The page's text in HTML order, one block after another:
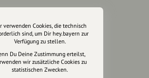
Impressum
Datenschutz
AGB
Cookies zurücksetzen
verwenden Cookies, die technisch
sind, um Dir hey.bayern zur
Verfügung zu stellen.
Du Deine Zustimmung erteilst,
wir zusätzliche Cookies zu
statistischen Zwecken.